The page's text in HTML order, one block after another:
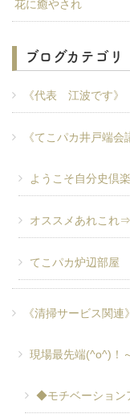
花に癒やされ
ブログカテゴリ
《代表 江波です》
《てこパカ井戸端会
ようこそ自分史倶
オススメあれこれ
てこパカ炉辺部屋
《清掃サービス関連》
現場最先端(^o^)！
◆モチベーション